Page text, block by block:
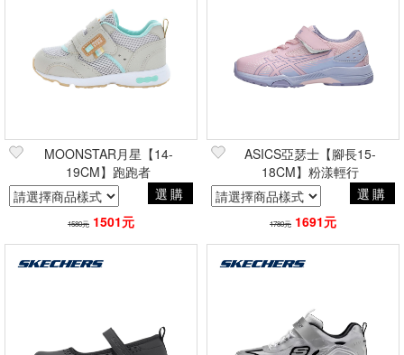
MOONSTAR月星【14-
19CM】跑跑者
選購
1580元 1501元
ASICS亞瑟士【腳長15-
18CM】粉漾輕行
選購
1780元 1691元